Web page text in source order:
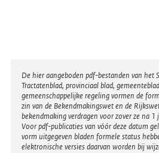
Disclaimer
De hier aangeboden pdf-bestanden van het
Tractatenblad, provinciaal blad,
gemeenschappelijke regeling vormen de
zin van de Bekendmakingswet en de
bekendmaking verdragen voor zover ze na
Voor pdf-publicaties van vóór deze datum
vorm uitgegeven bladen formele status
elektronische versies daarvan worden bij